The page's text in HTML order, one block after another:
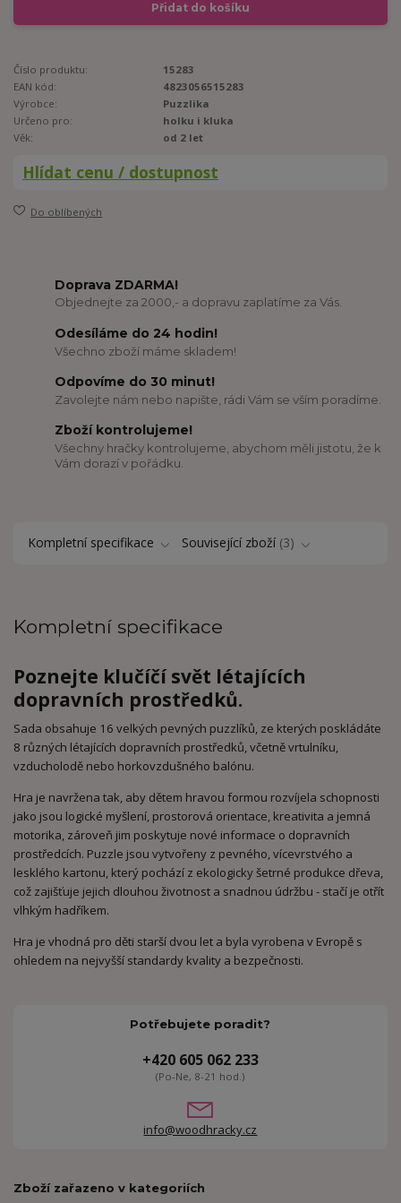
Přidat do košíku
Číslo produktu:
15283
EAN kód:
4823056515283
Výrobce:
Puzzlika
Určeno pro:
holku i kluka
Věk:
od 2 let
Hlídat cenu / dostupnost
Do oblíbených
Doprava ZDARMA!
Objednejte za 2000,- a dopravu zaplatíme za Vás.
Odesíláme do 24 hodin!
Všechno zboží máme skladem!
Odpovíme do 30 minut!
Zavolejte nám nebo napište, rádi Vám se vším poradíme.
Zboží kontrolujeme!
Všechny hračky kontrolujeme, abychom měli jistotu, že k
Vám dorazí v pořádku.
Kompletní specifikace Související zboží 3
Kompletní specifikace
Poznejte klučíčí svět létajících
dopravních prostředků.
Sada obsahuje 16 velkých pevných puzzlíků, ze kterých poskládáte
8 různých létajících dopravních prostředků, včetně vrtulníku,
vzducholodě nebo horkovzdušného balónu.
Hra je navržena tak, aby dětem hravou formou rozvíjela schopnosti
jako jsou logické myšlení, prostorová orientace, kreativita a jemná
motorika, zároveň jim poskytuje nové informace o dopravních
prostředcích. Puzzle jsou vytvořeny z pevného, vícevrstvého a
lesklého kartonu, který pochází z ekologicky šetrné produkce dřeva,
což zajišťuje jejich dlouhou životnost a snadnou údržbu - stačí je otřít
vlhkým hadříkem.
Hra je vhodná pro děti starší dvou let a byla vyrobena v Evropě s
ohledem na nejvyšší standardy kvality a bezpečnosti.
Potřebujete poradit?
+420 605 062 233
(Po-Ne, 8-21 hod.)
info@woodhracky.cz
Zboží zařazeno v kategoriích